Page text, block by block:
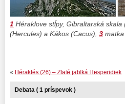
1 Héraklove stĺpy, Gibraltarská
(Hercules) a Kákos (Cacus), 3
« Héraklés (26) – Zlaté jablká Hesperidiek
Debata ( 1 príspevok )